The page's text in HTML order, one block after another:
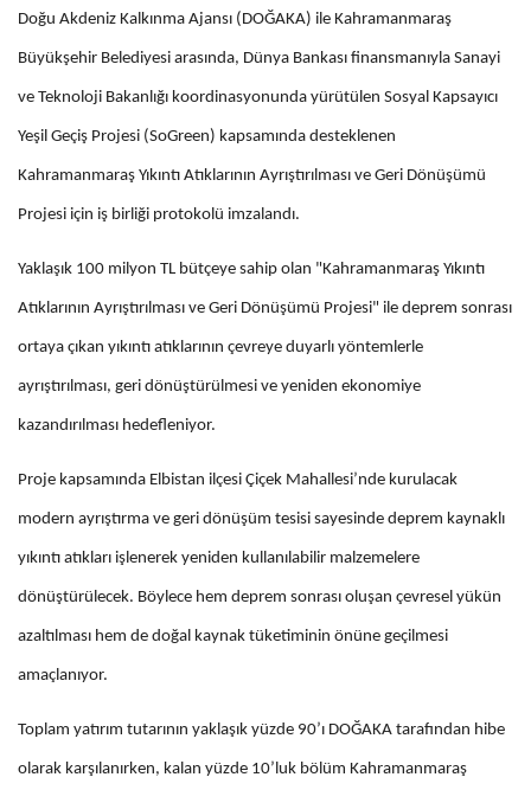
Doğu Akdeniz Kalkınma Ajansı (DOĞAKA) ile Kahramanmaraş
Büyükşehir Belediyesi arasında, Dünya Bankası finansmanıyla Sanayi
ve Teknoloji Bakanlığı koordinasyonunda yürütülen Sosyal Kapsayıcı
Yeşil Geçiş Projesi (SoGreen) kapsamında desteklenen
Kahramanmaraş Yıkıntı Atıklarının Ayrıştırılması ve Geri Dönüşümü
Projesi için iş birliği protokolü imzalandı.
Yaklaşık 100 milyon TL bütçeye sahip olan "Kahramanmaraş Yıkıntı
Atıklarının Ayrıştırılması ve Geri Dönüşümü Projesi" ile deprem sonrası
ortaya çıkan yıkıntı atıklarının çevreye duyarlı yöntemlerle
ayrıştırılması, geri dönüştürülmesi ve yeniden ekonomiye
kazandırılması hedefleniyor.
Proje kapsamında Elbistan ilçesi Çiçek Mahallesi’nde kurulacak
modern ayrıştırma ve geri dönüşüm tesisi sayesinde deprem kaynaklı
yıkıntı atıkları işlenerek yeniden kullanılabilir malzemelere
dönüştürülecek. Böylece hem deprem sonrası oluşan çevresel yükün
azaltılması hem de doğal kaynak tüketiminin önüne geçilmesi
amaçlanıyor.
Toplam yatırım tutarının yaklaşık yüzde 90’ı DOĞAKA tarafından hibe
olarak karşılanırken, kalan yüzde 10’luk bölüm Kahramanmaraş